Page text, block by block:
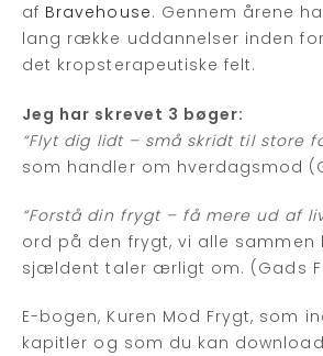
af Bravehouse. Gennem årene
lang række uddannelser inden
det kropsterapeutiske felt.
Jeg har skrevet 3 bøger:
“Flyt dig lidt – små skridt til store
som handler om hverdagsmod
“Forstå din frygt – få mere ud af
ord på den frygt, vi alle sammen
sjældent taler ærligt om. (Gads
E-bogen, Kuren Mod Frygt, som
kapitler og som du kan